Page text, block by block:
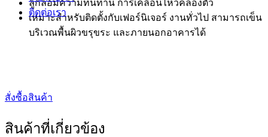
ติดต่อเรา
ลูกล้อมีความทนทาน การเคลื่อนไหวคล่องตัว
เหมาะสำหรับติดตั้งกับเฟอร์นิเจอร์ งานทั่วไป สามารถเข็น
บริเวณพื้นผิวขรุขระ และภายนอกอาคารได้
สั่งซื้อสินค้า
สินค้าที่เกี่ยวข้อง